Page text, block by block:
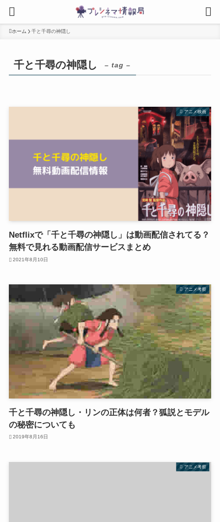
ホーム 千と千尋の神隠し
千と千尋の神隠し – tag –
アニメ映画
Netflixで「千と千尋の神隠し」は動画配信されてる？
無料で見れる動画配信サービスまとめ
2021年8月10日
アニメ考察
千と千尋の神隠し・リンの正体は何者？狐説とモデル
の秘密についても
2019年8月16日
アニメ考察